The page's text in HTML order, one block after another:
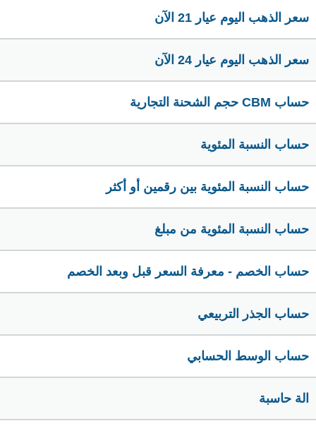
سعر الذهب اليوم عيار 21 الآن
سعر الذهب اليوم عيار 24 الآن
حساب CBM حجم الشحنة التجارية
حساب النسبة المئوية
حساب النسبة المئوية بين رقمين أو أكثر
حساب النسبة المئوية من مبلغ
حساب الخصم - معرفة السعر قبل وبعد الخصم
حساب الجذر التربيعي
حساب الوسط الحسابي
الة حاسبة